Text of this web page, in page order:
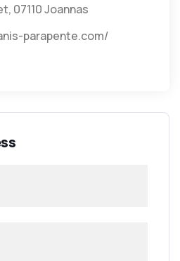
07110 Joannas
parapente.com/